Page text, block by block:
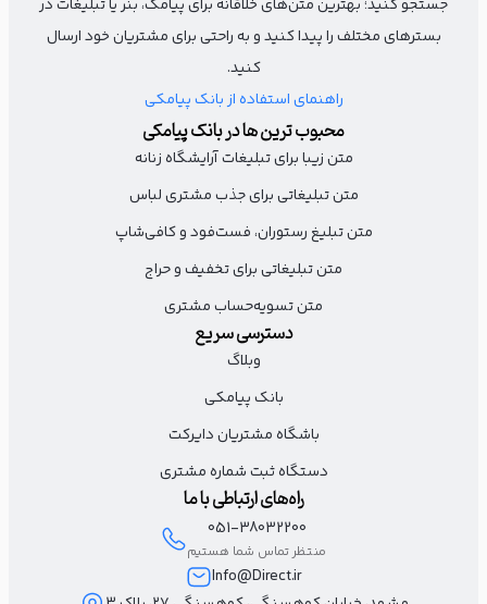
به مناسبت شب یلدا زیباتر از همیشه ظاهر شو
پکیج کراتین + رنگ مو
با تخفیف ویژه در سالن «…»
از شخصی‌سازی کردن متن تبریک شب یلدا غافل نشوید
(نام برند) دلتنگ شماست!
جستجو کنید؛ بهترین متن‌های خلاقانه برای پیامک، بنر یا تبلیغات در
بسترهای مختلف را پیدا کنید و به راحتی برای مشتریان خود ارسال
کنید.
راهنمای استفاده از بانک پیامکی
محبوب ترین ها در بانک پیامکی
متن زیبا برای تبلیغات آرایشگاه زنانه
متن تبلیغاتی برای جذب مشتری لباس
متن تبلیغ رستوران، فست‌فود و کافی‌شاپ
متن تبلیغاتی برای تخفیف و حراج
متن تسویه‌حساب مشتری
دسترسی سریع
وبلاگ
بانک پیامکی
باشگاه مشتریان دایرکت
دستگاه ثبت شماره مشتری
راه‌های ارتباطی با ما
051-38032200
منتظر تماس شما هستیم
Info@Direct.ir